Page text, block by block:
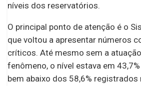
níveis dos reservatórios.
O principal ponto de atenção é o
que voltou a apresentar números
críticos. Até mesmo sem a
fenômeno, o nível estava em
bem abaixo dos 58,6%